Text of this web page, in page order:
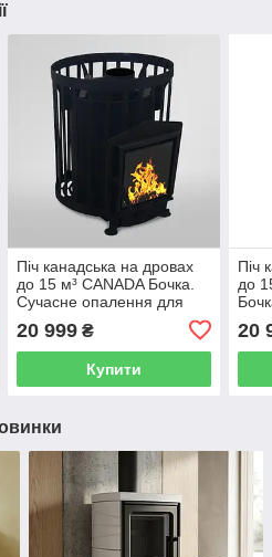
Піч канадська на дровах
до 15 м³ CANADA Бочка.
Сучасне опалення для
лазні без виносу зі склом
зі сталі 15 кВт
20 999₴
Купити
Піч
до
20